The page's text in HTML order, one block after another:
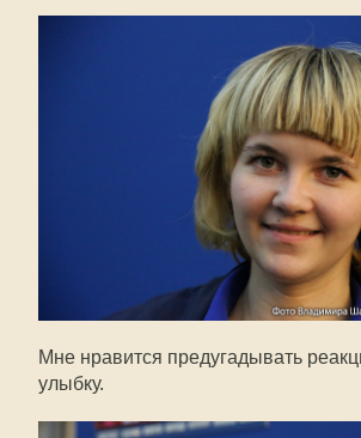
Мне нравится предугадывать
улыбку.